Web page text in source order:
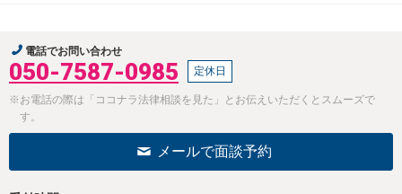
電話でお問い合わせ
050-7587-0985 定休日
※お電話の際は「ココナラ法律相談を見た」とお伝えいただくとスムーズで
す。
メールで面談予約